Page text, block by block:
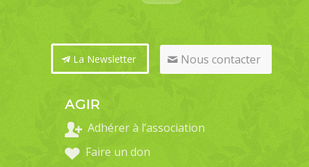
La Newsletter Nous contacter
AGIR
Adhérer à l’association
Faire un don